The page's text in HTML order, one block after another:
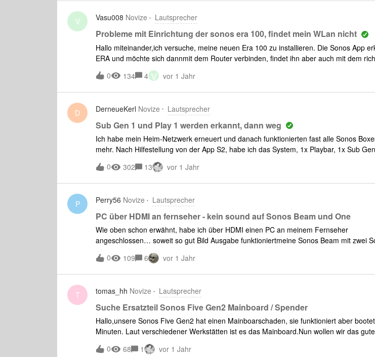
V Vasu008 Novize Lautsprecher
Probleme mit Einrichtung der sonos era 100, findet mein WLan nicht
Hallo miteinander,ich versuche, meine neuen Era 100 zu installieren. Die Sonos App
ERA und möchte sich dannmit dem Router verbinden, findet ihn aber auch mit dem
Passwort nicht. Entfernung zum Router 5 m. WLAN funktioniert ansonsten mit allen
Haus. Habe den Router ( Telekom speedport Smart 4 Typ B auch neu gestartet.Wer
Idee.?
0 134 4 V vor 1 Jahr
D DerneueKerl Novize Lautsprecher
Sub Gen 1 und Play 1 werden erkannt, dann weg
Ich habe mein Heim-Netzwerk erneuert und danach funktionierten fast alle Sonos
mehr. Nach Hilfestellung von der App S2, habe ich das System, 1x Playbar, 1x Sub
auch Gen 2), 1x Play 3 und 1x Play 1, auf Werkseinstellung gesetzt, in der App den
zurücksetzen durchgeführt und die Neuinstallation begonnen. Alle Speaker blinkten
gestartet und die Playbar war Nummer 1 in der Installation. Diese ist an einem Mesh
alles ohne Probleme. Es folgte der Play1 (WLan) der mit einer Meldung endete, siehe
unten. Der Sub tat es dem Play1 gleich und endete mit der Meldung. Leider kann ich
Gerät. kann mir da jemand helfen?
0 302 13 vor 1 Jahr
P Perry56 Novize Lautsprecher
PC über HDMI an fernseher - kein sound auf Sonos Beam und One
Wie oben schon erwähnt, habe ich über HDMI einen PC an meinem Fernseher
angeschlossen… soweit so gut Bild Ausgabe funktioniertmeine Sonos Beam mit zwei
ist earc angeschlossen… gibt jetzt aber leider nicht den Sound meines PCs aus. gibt
leider nicht den Sound meines PCs aus. Kann man den Sound über den Fernseher an
weiter schleifen, Oder muss ich da über HDMI Adapter Lösungen arbeiten?
0 109 6 vor 1 Jahr
T tomas_hh Novize Lautsprecher
Suche Ersatzteil Sonos Five Gen2 Mainboard / Spender
Hallo,unsere Sonos Five Gen2 hat einen Mainboarschaden, sie funktioniert aber
Minuten. Laut verschiedener Werkstätten ist es das Mainboard.Nun wollen wir das
weggschmeissen, und sind nach der Suche nach einer Spender Five Gen2 die noch ein
Mainboar hat… Uff. scheinbar nicht so einfach. Über SONOS können wir sowas ja leider
0 68 1 vor 1 Jahr